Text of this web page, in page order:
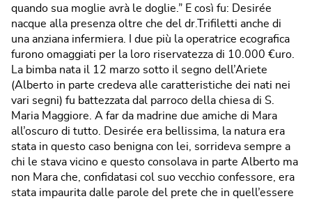
quando sua moglie avrà le doglie.” E così fu: Desirée
nacque alla presenza oltre che del dr.Trifiletti anche di
una anziana infermiera. I due più la operatrice ecografica
furono omaggiati per la loro riservatezza di 10.000 €uro.
La bimba nata il 12 marzo sotto il segno dell’Ariete
(Alberto in parte credeva alle caratteristiche dei nati nei
vari segni) fu battezzata dal parroco della chiesa di S.
Maria Maggiore. A far da madrine due amiche di Mara
all’oscuro di tutto. Desirée era bellissima, la natura era
stata in questo caso benigna con lei, sorrideva sempre a
chi le stava vicino e questo consolava in parte Alberto ma
non Mara che, confidatasi col suo vecchio confessore, era
stata impaurita dalle parole del prete che in quell’essere